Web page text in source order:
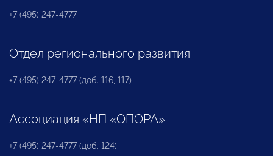
+7 (495) 247-4777
Отдел регионального развития
+7 (495) 247-4777 (доб. 116, 117)
Ассоциация «НП «ОПОРА»
+7 (495) 247-4777 (доб. 124)